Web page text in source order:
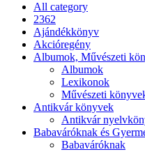
All category
2362
Ajándékkönyv
Akcióregény
Albumok, Művészeti
Albumok
Lexikonok
Művészeti
Antikvár könyvek
Antikvár
Babaváróknak és
Babaváróknak